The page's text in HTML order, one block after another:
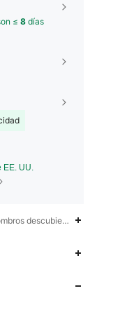
≤ 8 días
UU.
descubiertos,Hombros